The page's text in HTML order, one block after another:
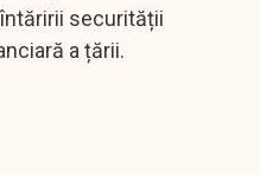
securității
a țării.